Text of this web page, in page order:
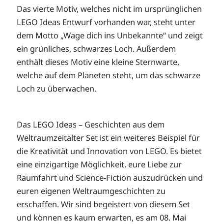
Das vierte Motiv, welches nicht im ursprünglichen
LEGO Ideas Entwurf vorhanden war, steht unter
dem Motto „Wage dich ins Unbekannte“ und zeigt
ein grünliches, schwarzes Loch. Außerdem
enthält dieses Motiv eine kleine Sternwarte,
welche auf dem Planeten steht, um das schwarze
Loch zu überwachen.
Das LEGO Ideas – Geschichten aus dem
Weltraumzeitalter Set ist ein weiteres Beispiel für
die Kreativität und Innovation von LEGO. Es bietet
eine einzigartige Möglichkeit, eure Liebe zur
Raumfahrt und Science-Fiction auszudrücken und
euren eigenen Weltraumgeschichten zu
erschaffen. Wir sind begeistert von diesem Set
und können es kaum erwarten, es am 08. Mai